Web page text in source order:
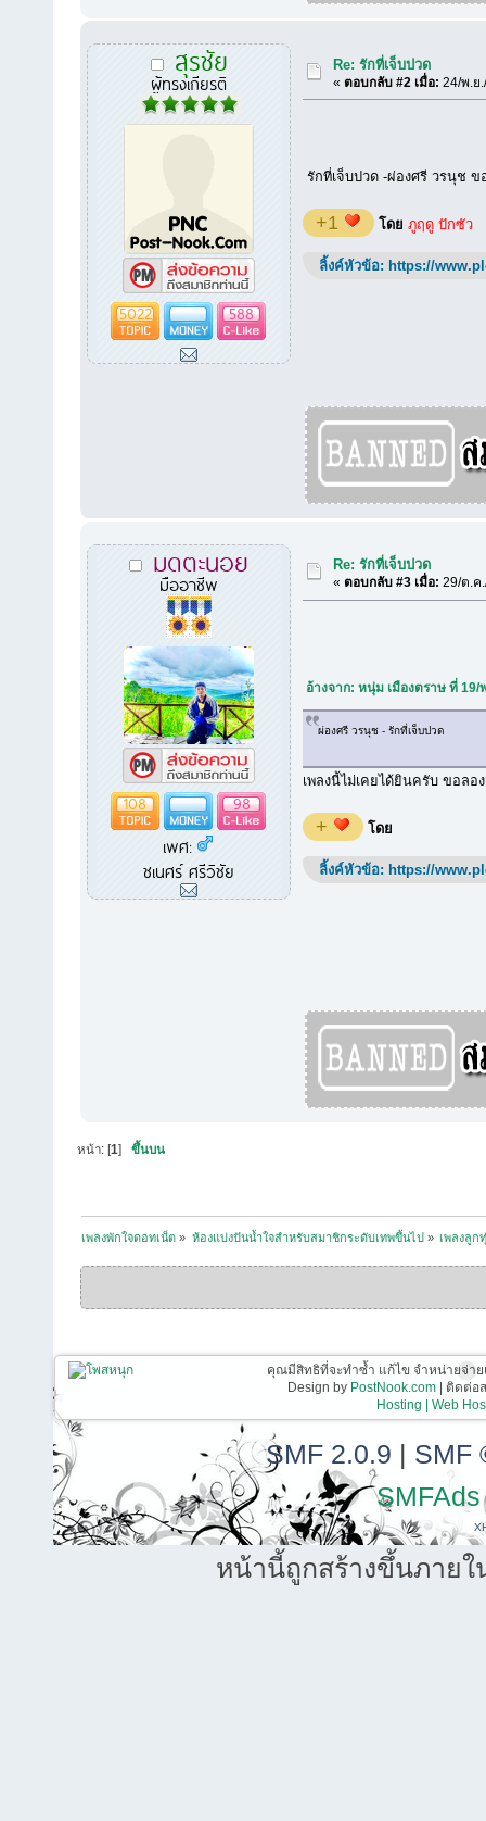
สุรชัย
ผู้ทรงเกียรติ
5022 588
Re: รักที่เจ็บปวด
«ตอบกลับ #2 เมื่อ: 24/พ.ย
รักที่เจ็บปวด -ผ่องศรี วรนุช ข
+1 โดย ภูฤดู ปักซัว
ลิ้งค์หัวข้อ: https://
มดตะนอย
มืออาชีพ
108
98
เพศ:
ชเนศร์ ศรีวิชัย
Re: รักที่เจ็บปวด
«ตอบกลับ #3 เมื่อ: 29/ต.ค
อ้างจาก: หนุ่ม เมืองตราษ ที่ 19/
ผ่องศรี วรนุช - รักที่เจ็บปวด
เพลงนี้ไม่เคยได้ยินครับ ขอล
+ โดย
ลิ้งค์หัวข้อ: https://
หน้า: [1]ขึ้นบน
เพลงพักใจดอทเน็ต » ห้องแบ่งปันน้ำใจสำหรับสมาชิกระดับเทพขึ้นไป » เพลงลูก
คุณมีสิทธิที่จะทำซ้ำ แก้ไข จำหน่ายจ่า
Design by PostNook.com| ติดต่อส
Hosting | Web
SMF 2.0.9 | SMF
SMFAds
หน้านี้ถูกสร้างขึ้นภายใ